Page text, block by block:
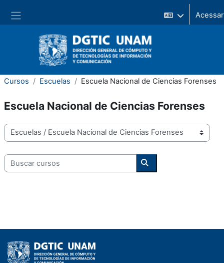
Painel lateral
Cursos Escuelas Escuela Nacional de Ciencias Forenses
Escuela Nacional de Ciencias Forenses
Categorias de Cursos
Buscar cursos
Buscar cursos